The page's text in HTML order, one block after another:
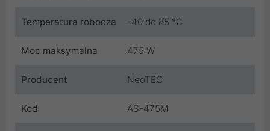
Temperatura robocza -40 do 85 °C
Moc maksymalna 475 W
Producent NeoTEC
Kod AS-475M